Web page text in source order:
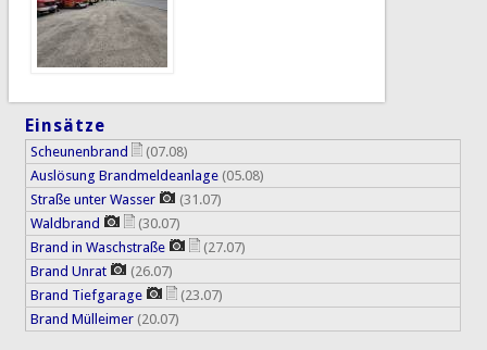
Einsätze
Scheunenbrand
(07.08)
Auslösung Brandmeldeanlage (05.08)
Straße unter Wasser
(31.07)
Waldbrand
(30.07)
Brand in Waschstraße
(27.07)
Brand Unrat
(26.07)
Brand Tiefgarage
(23.07)
Brand Mülleimer (20.07)